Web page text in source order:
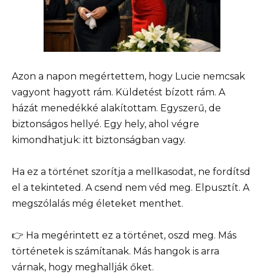
Azon a napon megértettem, hogy Lucie nemcsak
vagyont hagyott rám. Küldetést bízott rám. A
házát menedékké alakítottam. Egyszerű, de
biztonságos hellyé. Egy hely, ahol végre
kimondhatjuk: itt biztonságban vagy.
Ha ez a történet szorítja a mellkasodat, ne fordítsd
el a tekinteted. A csend nem véd meg. Elpusztít. A
megszólalás még életeket menthet.
👉 Ha megérintett ez a történet, oszd meg. Más
történetek is számítanak. Más hangok is arra
várnak, hogy meghallják őket.